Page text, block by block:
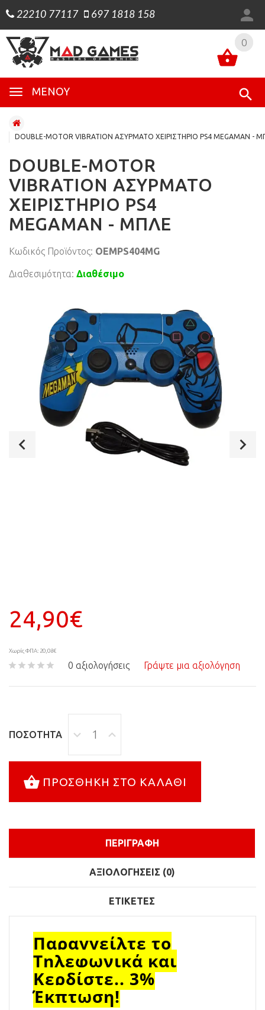
22210 77117 697 1818 158
0
ΜΕΝΟΎ
0
DOUBLE-MOTOR VIBRATION ΑΣΥΡΜΑΤΟ ΧΕΙΡΙΣΤΗΡΙΟ PS4 MEGAMAN -
DOUBLE-MOTOR
VIBRATION ΑΣΥΡΜΑΤΟ
ΧΕΙΡΙΣΤΗΡΙΟ PS4
MEGAMAN - ΜΠΛΕ
Κωδικός Προϊόντος: OEMPS404MG
Διαθεσιμότητα: Διαθέσιμο
24,90€
Χωρίς ΦΠΑ: 20,08€
0 αξιολογήσεις Γράψτε μια αξιολόγηση
ΠΟΣΌΤΗΤΑ
ΠΡΟΣΘΉΚΗ ΣΤΟ ΚΑΛΆΘΙ
ΠΕΡΙΓΡΑΦΉ
ΑΞΙΟΛΟΓΉΣΕΙΣ (0)
ΕΤΙΚΈΤΕΣ
Παραγγείλτε το
Τηλεφωνικά και
Κερδίστε.. 3%
Έκπτωση!